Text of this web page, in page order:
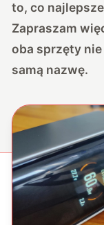
to, co
Zapraszam
oba sprzęty
samą nazwę.